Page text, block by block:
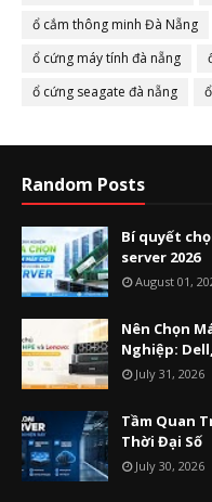
ổ cắm thông minh Đà Nẵng
ổ cứng máy tính đà nẵng
ổ cứng seagate đà nẵng
Random Posts
Bí quyết
server 2026
August 01,
Nên Chọn
Nghiệp:
July 31, 2026
Tầm Quan
Thời Đại Số
July 30, 2026